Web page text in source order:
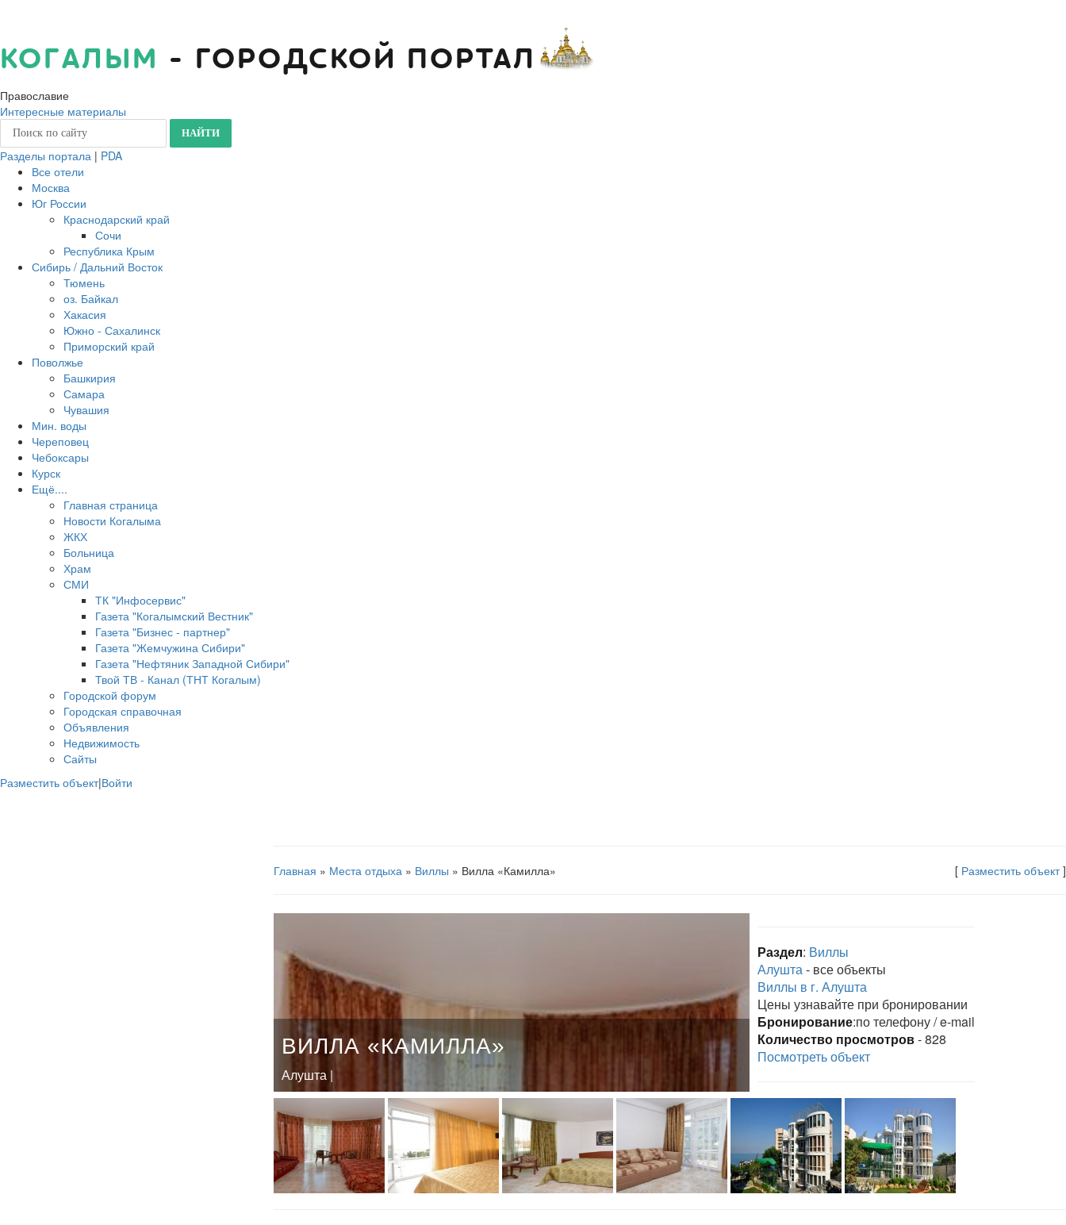
КОГАЛЫМ - ГОРОДСКОЙ ПОРТАЛ
Православие
Интересные материалы
Разделы портала | PDA
Все отели
Москва
Юг России
Краснодарский край
Сочи
Республика Крым
Сибирь / Дальний Восток
Тюмень
оз. Байкал
Хакасия
Южно - Сахалинск
Приморский край
Поволжье
Башкирия
Самара
Чувашия
Мин. воды
Череповец
Чебоксары
Курск
Ещё....
Главная страница
Новости Когалыма
ЖКХ
Больница
Храм
СМИ
ТК "Инфосервис"
Газета "Когалымский Вестник"
Газета "Бизнес - партнер"
Газета "Жемчужина Сибири"
Газета "Нефтяник Западной Сибири"
Твой ТВ - Канал (ТНТ Когалым)
Городской форум
Городская справочная
Объявления
Недвижимость
Сайты
Разместить объект|Войти
Главная » Места отдыха» Виллы » Вилла «Камилла» [ Разместить объект]
ВИЛЛА «КАМИЛЛА»
Алушта |
Раздел: Виллы
Алушта- все объекты
Виллы в г. Алушта
Цены узнавайте при бронировании
Бронирование:по телефону / e-mail
Количество просмотров- 828
Посмотреть объект